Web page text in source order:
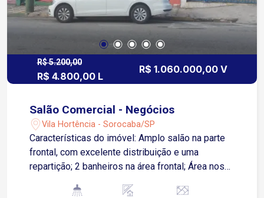
R$ 5.200,00
R$ 4.800,00 L
R$ 1.060.000,00 V
Salão Comercial - Negócios
Vila Hortência - Sorocaba/SP
Características do imóvel: Amplo salão na parte
frontal, com excelente distribuição e uma
repartição; 2 banheiros na área frontal; Área nos
estoque ou alojamento; 2 banheiros adicionais na